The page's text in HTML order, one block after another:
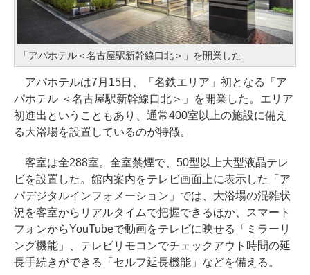
「アパホテル＜名古屋駅新幹線口北＞」を開業した
アパホテルは7月15日、「名鉄エリア」初となる「ア
パホテル ＜名古屋駅新幹線口北＞」を開業した。エリア
初進出ということもあり、通常400室以上の施設に備え
る大浴場を設置しているのが特徴。
客室は全288室。全室禁煙で、50型以上大型液晶テレ
ビを設置した。館内案内をテレビ画面上に表示した「ア
パデジタルインフォメーション」では、大浴場の混雑状
況を客室からリアルタイムで把握できるほか、スマート
フォンからYouTubeで動画をテレビに映せる「ミラーリ
ング機能」、テレビリモコンでチェックアウト時間の延
長手続きができる「セルフ延長機能」などを備える。